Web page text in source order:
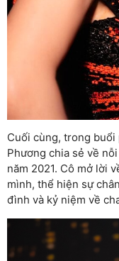
Cuối cùng, trong buổi
Phương chia sẻ về
năm 2021. Cô mở lời
mình, thể hiện sự
đình và kỷ niệm về